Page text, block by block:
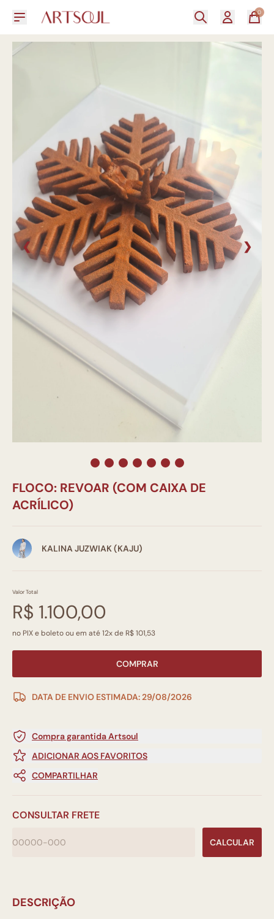
0
❮ ❯
FLOCO: REVOAR (COM CAIXA DE
ACRÍLICO)
KALINA JUZWIAK (KAJU)
Valor Total
R$ 1.100,00
no PIX e boleto ou em até 12x de R$ 101,53
COMPRAR
DATA DE ENVIO ESTIMADA: 29/08/2026
Compra garantida Artsoul
ADICIONAR AOS FAVORITOS
COMPARTILHAR
CONSULTAR FRETE
CALCULAR
DESCRIÇÃO